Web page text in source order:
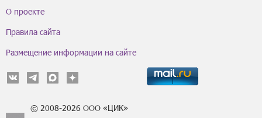
О проекте
Правила сайта
Размещение информации на сайте
© 2008-2026 ООО «ЦИК»